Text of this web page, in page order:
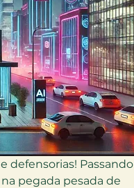
defensorias! Passando
pegada pesada de